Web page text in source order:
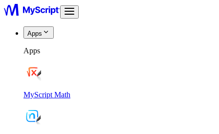
Apps
Apps
MyScript Math